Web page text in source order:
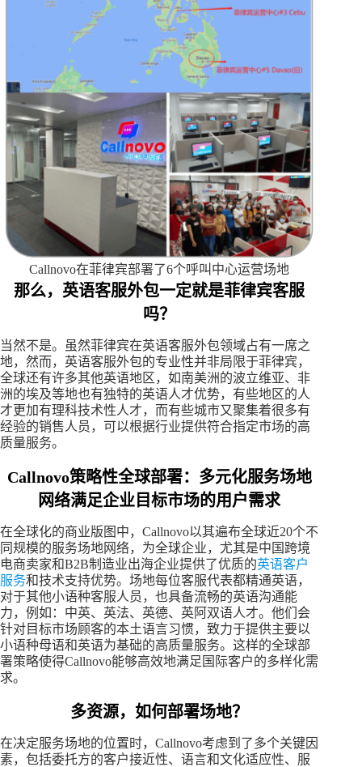
Callnovo在菲律宾部署了6个呼叫中心运营场地
那么，英语客服外包一定就是菲律宾客服
吗？
当然不是。虽然菲律宾在英语客服外包领域占有一席之
地，然而，英语客服外包的专业性并非局限于菲律宾，
全球还有许多其他英语地区，如南美洲的波立维亚、非
洲的埃及等地也有独特的英语人才优势，有些地区的人
才更加有理科技术性人才，而有些城市又聚集着很多有
经验的销售人员，可以根据行业提供符合指定市场的高
质量服务。
Callnovo策略性全球部署：多元化服务场地
网络满足企业目标市场的用户需求
在全球化的商业版图中，Callnovo以其遍布全球近20个不
同规模的服务场地网络，为全球企业，尤其是中国跨境
电商卖家和B2B制造业出海企业提供了优质的英语客户
服务和技术支持优势。场地每位客服代表都精通英语，
对于其他小语种客服人员，也具备流畅的英语沟通能
力，例如：中英、英法、英德、英阿双语人才。他们会
针对目标市场顾客的本土语言习惯，致力于提供主要以
小语种母语和英语为基础的高质量服务。这样的全球部
署策略使得Callnovo能够高效地满足国际客户的多样化需
求。
多资源，如何部署场地？
在决定服务场地的位置时，Callnovo考虑到了多个关键因
素，包括委托方的客户接近性、语言和文化适应性、服